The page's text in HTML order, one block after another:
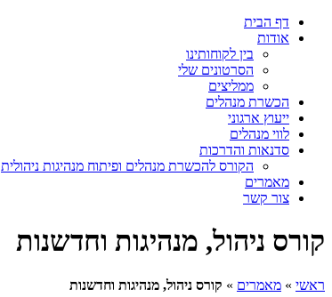
דף הבית
אודות
בין לקוחותינו
הסרטונים שלי
ממליצים
הכשרת מנהלים
ייעוץ ארגוני
לווי מנהלים
סדנאות והדרכות
הקורס להכשרת מנהלים ופיתוח מנהיגות ניהולית
מאמרים
צור קשר
קורס ניהול, מנהיגות וחדשנות
ראשי » מאמרים » קורס ניהול, מנהיגות וחדשנות